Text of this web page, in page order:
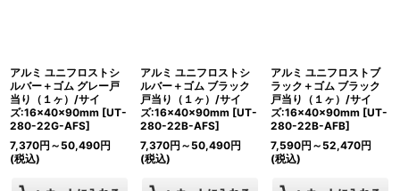
アルミ ユニフロストシ
ルバー＋ゴム グレー戸
当り（１ヶ）/サイ
ズ:16×40×90mm [UT-
280-22G-AFS]
7,370円 ～50,490円
(税込)
アルミ ユニフロストシ
ルバー＋ゴム ブラック
戸当り（１ヶ）/サイ
ズ:16×40×90mm [UT-
280-22B-AFS]
7,370円 ～50,490円
(税込)
アルミ ユニフロストブ
ラック＋ゴム ブラック
戸当り（１ヶ）/サイ
ズ:16×40×90mm [UT-
280-22B-AFB]
7,590円 ～52,470円
(税込)